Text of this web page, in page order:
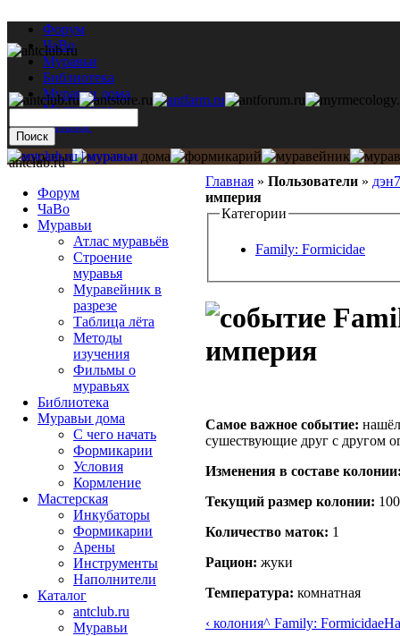
Форум
ЧаВо
Муравьи
Библиотека
Муравьи дома
Мастерская
Каталог
Главная » Пользователи »
империя
Категории
Family: Formicidae
империя
Самое важное событие:
сушествующие друг с другом
Изменения в составе
Текущий размер кoлонии:
Количество маток: 1
Рацион: жуки
Температура: комнатная
‹ колония^ Family: Formicidae
antclub.ru
Форум
ЧаВо
Муравьи
Атлас муравьёв
Строение
муравья
Муравейник в
разрезе
Таблица лёта
Методы
изучения
Фильмы о
муравьях
Библиотека
Муравьи дома
С чего начать
Формикарии
Условия
Кормление
Мастерская
Инкубаторы
Формикарии
Арены
Инструменты
Наполнители
Каталог
antclub.ru
Муравьи